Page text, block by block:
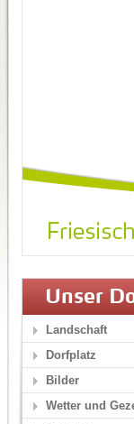
Unser
Landschaft
Dorfplatz
Bilder
Wetter und